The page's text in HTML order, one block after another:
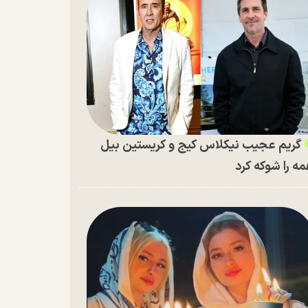
گریم عجیب نیکلاس کیج و کریستین بیل
را شوکه کرد